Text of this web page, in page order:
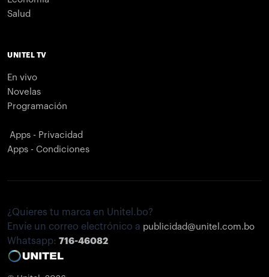
Salud
UNITEL TV
En vivo
Novelas
Programación
Apps - Privacidad
Apps - Condiciones
¿Quieres tu marca en Unitel.bo?
Envíe un correo electrónico a publicidad@unitel.com.bo
Whatsapp: 716-46082